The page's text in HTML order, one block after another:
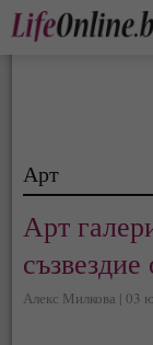
Арт
Арт
Алекс Милкова | 03